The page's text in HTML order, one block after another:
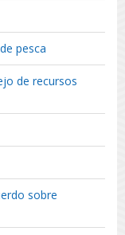
pesca
de recursos
sobre